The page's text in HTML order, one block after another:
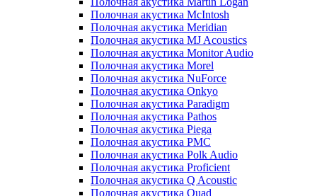
Полочная акустика McIntosh
Полочная акустика Meridian
Полочная акустика MJ Acoustics
Полочная акустика Monitor Audio
Полочная акустика Morel
Полочная акустика NuForce
Полочная акустика Onkyo
Полочная акустика Paradigm
Полочная акустика Pathos
Полочная акустика Piega
Полочная акустика PMC
Полочная акустика Polk Audio
Полочная акустика Proficient
Полочная акустика Q Acoustic
Полочная акустика Quad